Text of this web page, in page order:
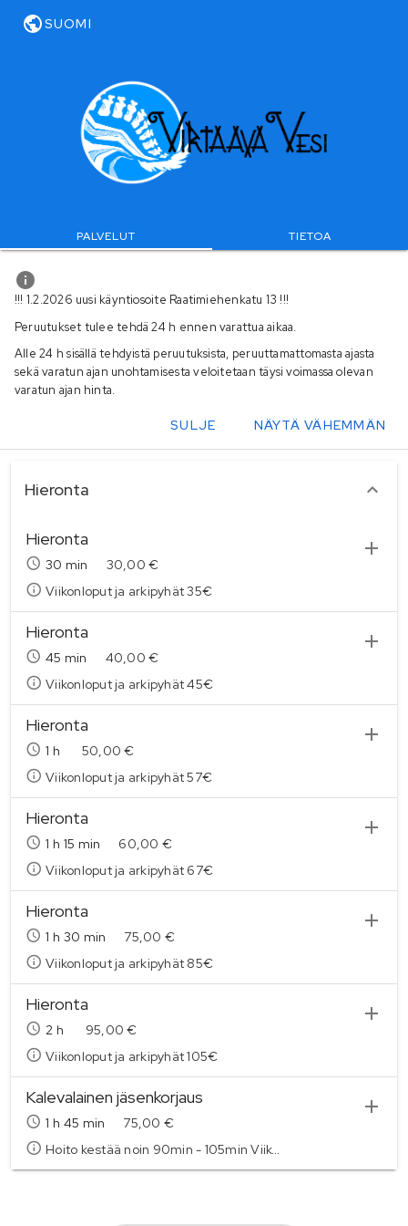
SUOMI
PALVELUT TIETOA
!!! 1.2.2026 uusi käyntiosoite Raatimiehenkatu 13 !!!
Peruutukset tulee tehdä 24 h ennen varattua aikaa.
Alle 24 h sisällä tehdyistä peruutuksista, peruuttamattomasta ajasta
sekä varatun ajan unohtamisesta veloitetaan täysi voimassa olevan
varatun ajan hinta.
SULJE NÄYTÄ VÄHEMMÄN
Hieronta
Hieronta
30 min
30,00 €
Viikonloput ja arkipyhät 35€
Hieronta
45 min
40,00 €
Viikonloput ja arkipyhät 45€
Hieronta
1 h
50,00 €
Viikonloput ja arkipyhät 57€
Hieronta
1 h 15 min
60,00 €
Viikonloput ja arkipyhät 67€
Hieronta
1 h 30 min
75,00 €
Viikonloput ja arkipyhät 85€
Hieronta
2 h
95,00 €
Viikonloput ja arkipyhät 105€
Kalevalainen jäsenkorjaus
1 h 45 min
75,00 €
Hoito kestää noin 90min - 105min Viikonloput ja arkipyhät 85€